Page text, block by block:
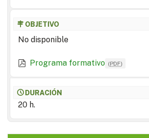
OBJETIVO
No disponible
Programa formativo (PDF)
DURACIÓN
20 h.